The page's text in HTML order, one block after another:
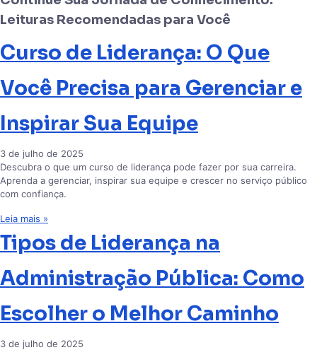
Leituras Recomendadas para Você
Curso de Liderança: O Que
Você Precisa para Gerenciar e
Inspirar Sua Equipe
3 de julho de 2025
Descubra o que um curso de liderança pode fazer por sua carreira.
Aprenda a gerenciar, inspirar sua equipe e crescer no serviço público
com confiança.
Leia mais »
Tipos de Liderança na
Administração Pública: Como
Escolher o Melhor Caminho
3 de julho de 2025